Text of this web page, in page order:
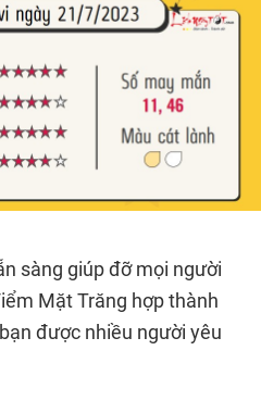
sàng giúp đỡ mọi người
Mặt Trăng hợp thành
được nhiều người yêu